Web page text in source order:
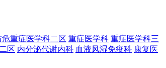
危重症医学科二区 重症医学科 重症医学科三
区 内分泌代谢内科 血液风湿免疫科 康复医